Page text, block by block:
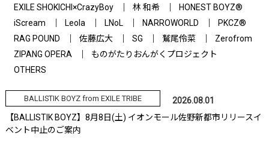
EXILE SHOKICHI×CrazyBoy
林 和希
HONEST BOYZ®
iScream
Leola LNoL NARROWORLD
PKCZ®
RAG POUND
佐藤広大 SG 鷲尾伶菜
Zerofrom
ZIPANG OPERA
ものがたりおんがくプロジェクト
OTHERS
BALLISTIK BOYZ from EXILE TRIBE
2026.08.01
【BALLISTIK BOYZ】8月8日(土) イオンモール佐野新都市リリースイ
ベント中止のご案内